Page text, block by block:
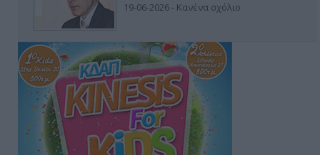
19-06-2026 - Κανένα σχόλιο